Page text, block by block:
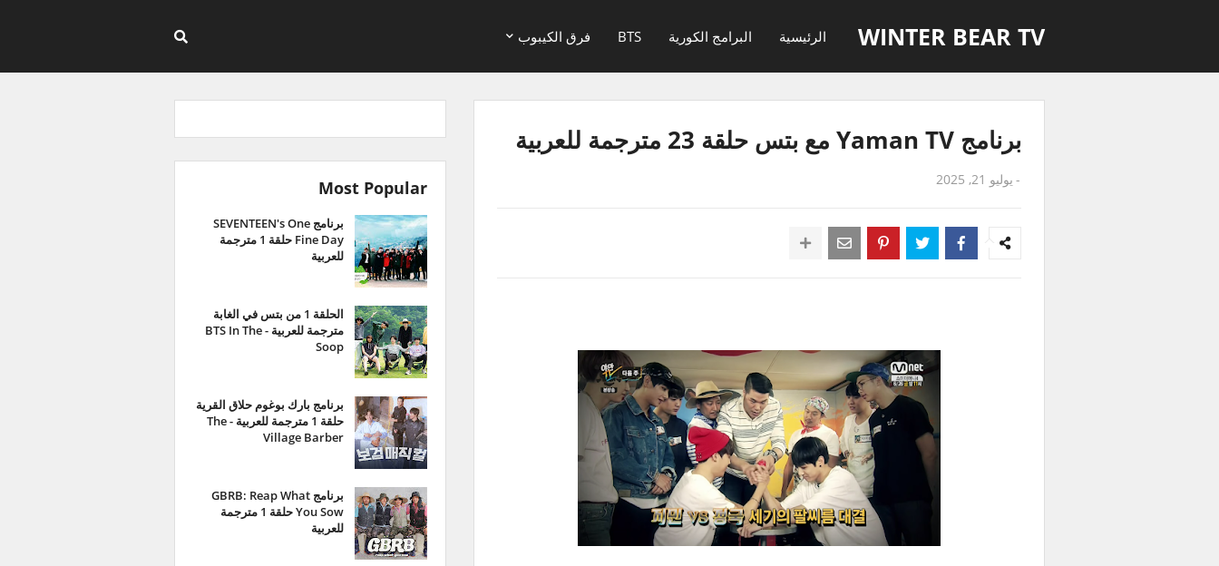
WINTER BEAR TV الرئيسية البرامج الكورية BTS فرق الكيبوب
برنامج Yaman TV مع بتس حلقة 23 مترجمة للعربية
- يوليو 21, 2025 Most Popular
برنامج SEVENTEEN's One
Fine Day حلقة 1 مترجمة
للعربية
الحلقة 1 من بتس في الغابة
مترجمة للعربية - BTS In The
Soop
برنامج بارك بوغوم حلاق القرية
حلقة 1 مترجمة للعربية - The
Village Barber
برنامج GBRB: Reap What
You Sow حلقة 1 مترجمة
للعربية